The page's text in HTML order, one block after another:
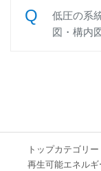
低圧の系
図・構内
トップカテゴリー
再生可能エネルギ